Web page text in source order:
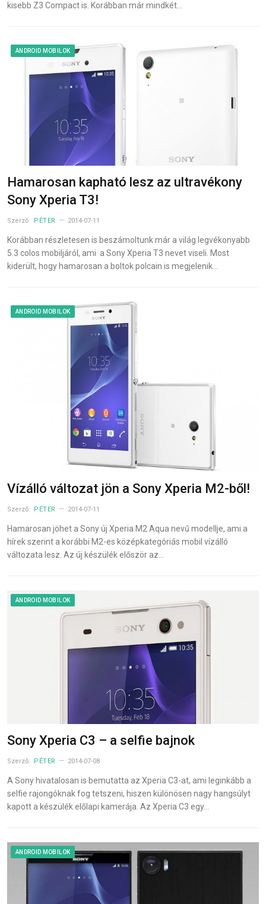
kisebb Z3 Compact is. Korábban már mindkét…
ANDROID MOBILOK
Hamarosan kapható lesz az ultravékony
Sony Xperia T3!
Szerző: PÉTER 2014-07-11
Korábban részletesen is beszámoltunk már a világ legvékonyabb
5.3 colos mobiljáról, ami a Sony Xperia T3 nevet viseli. Most
kiderült, hogy hamarosan a boltok polcain is megjelenik…
ANDROID MOBILOK
Vízálló változat jön a Sony Xperia M2-ből!
Szerző: PÉTER 2014-07-11
Hamarosan jöhet a Sony új Xperia M2 Aqua nevű modellje, ami a
hírek szerint a korábbi M2-es középkategóriás mobil vízálló
változata lesz. Az új készülék először az…
ANDROID MOBILOK
Sony Xperia C3 – a selfie bajnok
Szerző: PÉTER 2014-07-08
A Sony hivatalosan is bemutatta az Xperia C3-at, ami leginkább a
selfie rajongóknak fog tetszeni, hiszen különösen nagy hangsúlyt
kapott a készülék előlapi kamerája. Az Xperia C3 egy…
ANDROID MOBILOK